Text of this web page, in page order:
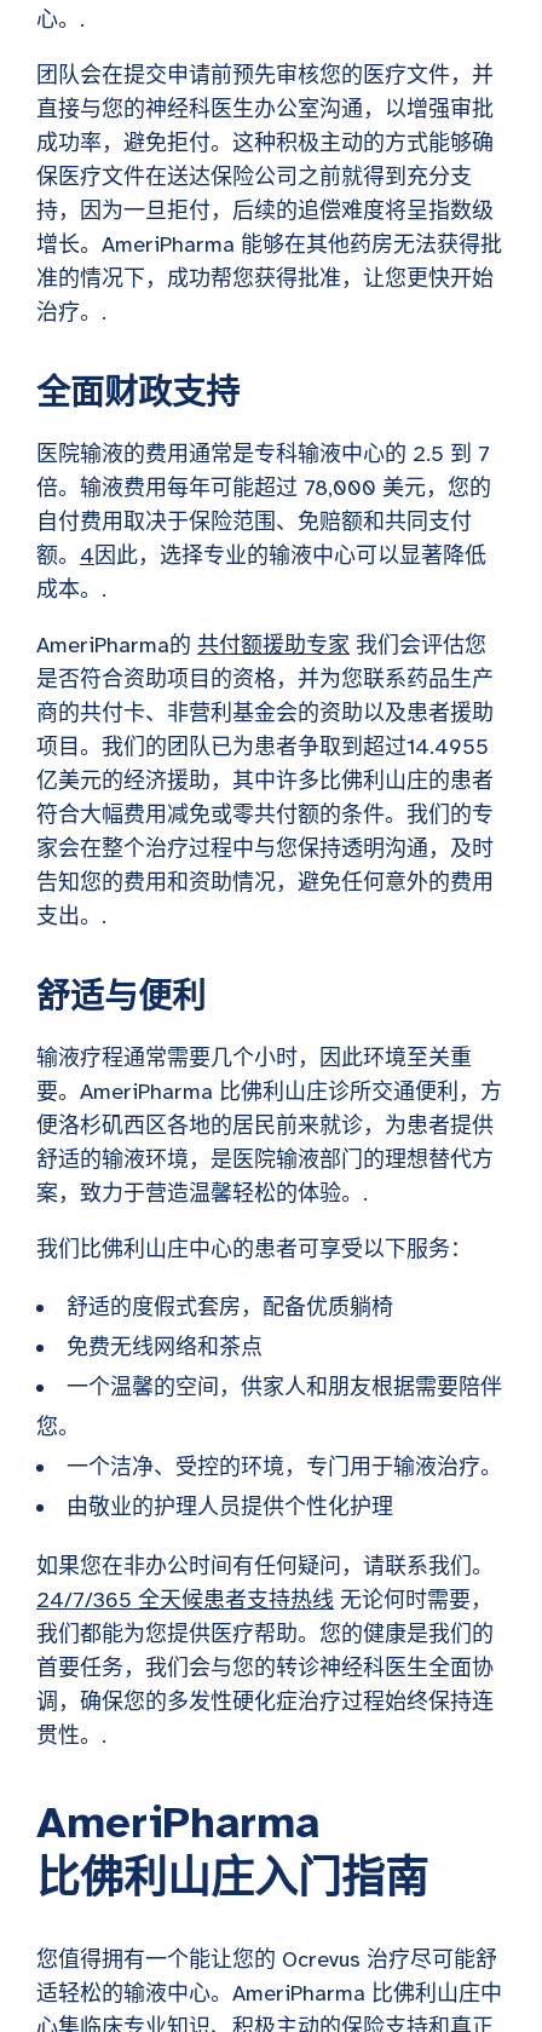
心。.
团队会在提交申请前预先审核您的医疗文件，并
直接与您的神经科医生办公室沟通，以增强审批
成功率，避免拒付。这种积极主动的方式能够确
保医疗文件在送达保险公司之前就得到充分支
持，因为一旦拒付，后续的追偿难度将呈指数级
增长。AmeriPharma 能够在其他药房无法获得批
准的情况下，成功帮您获得批准，让您更快开始
治疗。.
全面财政支持
医院输液的费用通常是专科输液中心的 2.5 到 7
倍。输液费用每年可能超过 78,000 美元，您的
自付费用取决于保险范围、免赔额和共同支付
额。 4因此，选择专业的输液中心可以显著降低
成本。.
AmeriPharma的 共付额援助专家 我们会评估您
是否符合资助项目的资格，并为您联系药品生产
商的共付卡、非营利基金会的资助以及患者援助
项目。我们的团队已为患者争取到超过14.4955
亿美元的经济援助，其中许多比佛利山庄的患者
符合大幅费用减免或零共付额的条件。我们的专
家会在整个治疗过程中与您保持透明沟通，及时
告知您的费用和资助情况，避免任何意外的费用
支出。.
舒适与便利
输液疗程通常需要几个小时，因此环境至关重
要。AmeriPharma 比佛利山庄诊所交通便利，方
便洛杉矶西区各地的居民前来就诊，为患者提供
舒适的输液环境，是医院输液部门的理想替代方
案，致力于营造温馨轻松的体验。.
我们比佛利山庄中心的患者可享受以下服务：
舒适的度假式套房，配备优质躺椅
免费无线网络和茶点
一个温馨的空间，供家人和朋友根据需要陪伴
您。
一个洁净、受控的环境，专门用于输液治疗。
由敬业的护理人员提供个性化护理
如果您在非办公时间有任何疑问，请联系我们。
24/7/365 全天候患者支持热线 无论何时需要，
我们都能为您提供医疗帮助。您的健康是我们的
首要任务，我们会与您的转诊神经科医生全面协
调，确保您的多发性硬化症治疗过程始终保持连
贯性。.
AmeriPharma
比佛利山庄入门指南
您值得拥有一个能让您的 Ocrevus 治疗尽可能舒
适轻松的输液中心。AmeriPharma 比佛利山庄中